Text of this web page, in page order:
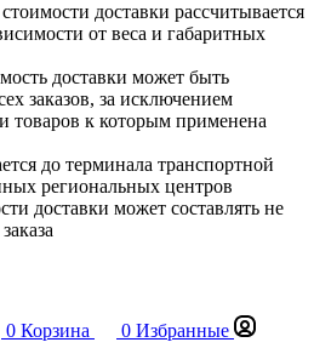
доставки рассчитывается
от веса и габаритных
доставки может быть
заказов, за исключением
товаров к которым применена
до терминала транспортной
региональных центров
доставки может составлять не
0 Корзина 0 Избранные